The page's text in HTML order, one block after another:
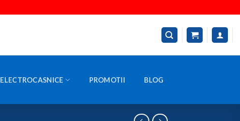
ELECTROCASNICE PROMOTII BLOG